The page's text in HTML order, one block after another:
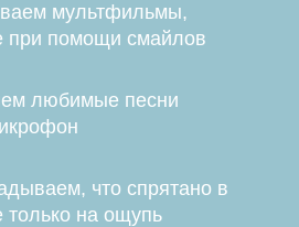
мультфильмы,
помощи смайлов
любимые песни
что спрятано в
на ощупь